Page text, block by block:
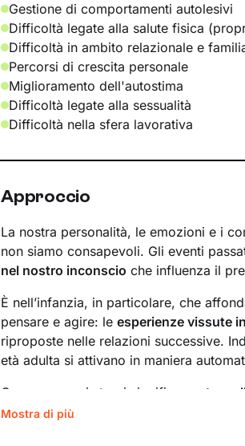
Gestione di comportamenti autolesivi
Difficoltà legate alla salute fisica
Difficoltà in ambito relazionale e
Percorsi di crescita personale
Miglioramento dell'autostima
Difficoltà legate alla sessualità
Difficoltà nella sfera lavorativa
Approccio
La nostra personalità, le emozioni e i
non siamo consapevoli. Gli eventi
nel nostro inconscio che influenza il
È nell’infanzia, in particolare, che
pensare e agire: le esperienze vissute
riproposte nelle relazioni successive.
età adulta si attivano in maniera
Conoscere noi stessi significa
portare
quinte: raggiungere questo tipo di
Mostra di più